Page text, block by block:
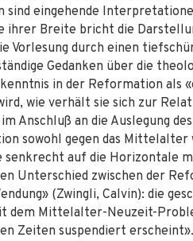
sind eingehende
ihrer Breite bricht die
Vorlesung durch einen
Gedanken über die
in der Reformation als
wie verhält sie sich zur
Anschluß an die Auslegung
sowohl gegen das Mittelalter
senkrecht auf die Horizontale
Unterschied zwischen der
(Zwingli, Calvin): die
dem Mittelalter-Neuzeit-
Zeiten suspendiert